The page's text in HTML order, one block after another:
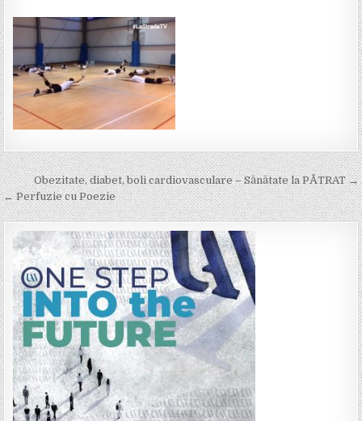
Post
navigation
Obezitate, diabet, boli cardiovasculare – Sănătate la PĂTRAT →
← Perfuzie cu Poezie